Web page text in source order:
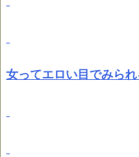
女ってエロい目でみら